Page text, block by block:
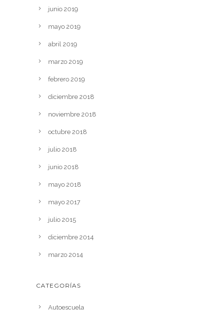
junio 2019
mayo 2019
abril 2019
marzo 2019
febrero 2019
diciembre 2018
noviembre 2018
octubre 2018
julio 2018
junio 2018
mayo 2018
mayo 2017
julio 2015
diciembre 2014
marzo 2014
CATEGORÍAS
Autoescuela